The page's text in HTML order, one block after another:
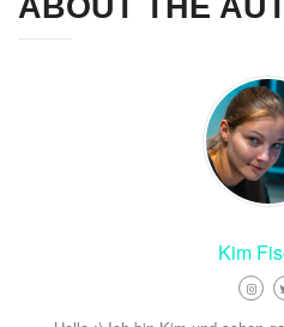
ABOUT THE
Kim